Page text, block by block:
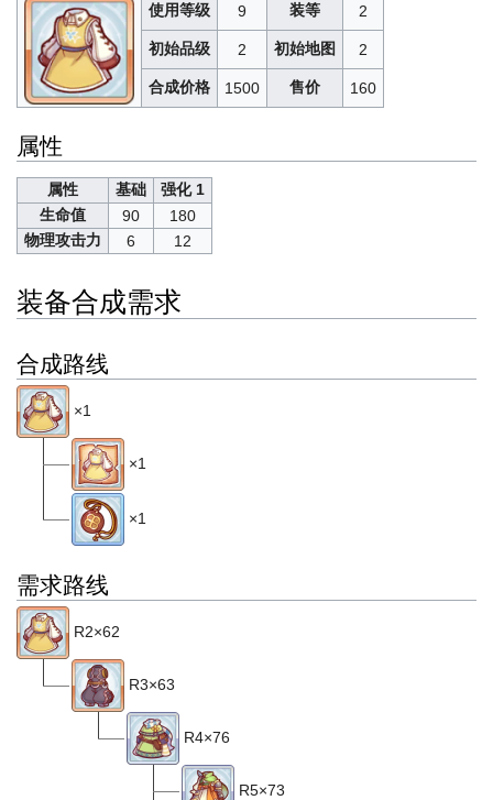
使用等级 9 装等 2
初始品级 2 初始地图 2
合成价格 1500 售价 160
属性
属性 基础
强化 1
生命值
90
180
物理攻击力
6 12
装备合成需求
合成路线
×1
×1
×1
需求路线
R2×62
R3×63
R4×76
R5×73